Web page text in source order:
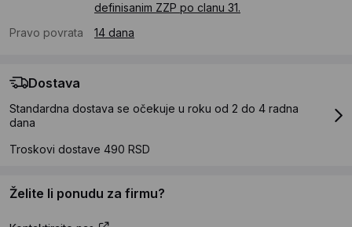
definisanim ZZP po clanu 31.
Pravo povrata
14 dana
Dostava
Standardna dostava se očekuje u roku od 2 do 4 radna
dana
Troskovi dostave 490 RSD
Želite li ponudu za firmu?